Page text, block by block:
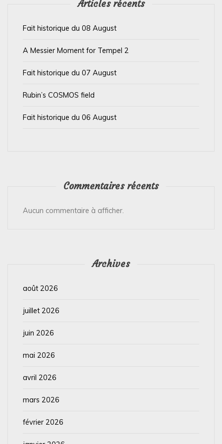
Articles récents
Fait historique du 08 August
A Messier Moment for Tempel 2
Fait historique du 07 August
Rubin’s COSMOS field
Fait historique du 06 August
Commentaires récents
Aucun commentaire à afficher.
Archives
août 2026
juillet 2026
juin 2026
mai 2026
avril 2026
mars 2026
février 2026